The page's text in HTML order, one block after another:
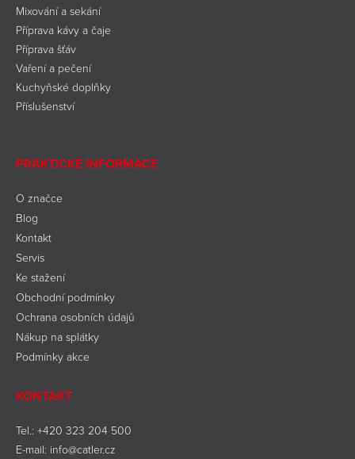
Mixování a sekání
Příprava kávy a čaje
Příprava šťáv
Vaření a pečení
Kuchyňské doplňky
Příslušenství
PRAKTICKÉ INFORMACE
O značce
Blog
Kontakt
Servis
Ke stažení
Obchodní podmínky
Ochrana osobních údajů
Nákup na splátky
Podmínky akce
KONTAKT
Tel.: +420 323 204 500
E-mail: info@catler.cz